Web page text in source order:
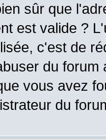
sûr que
est valide ?
c'est de
du
vous avez
du